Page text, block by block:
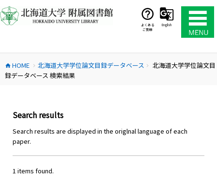
ン
テ
ス
キ
よくある
ご質問
English
home HOME chevron_right 北海道大学学位論文目録データベース chevron_right
北海道大学学位論文目
録データベース 検索結果
Search results
Search results are displayed in the origlnal language of each
paper.
1 items found.